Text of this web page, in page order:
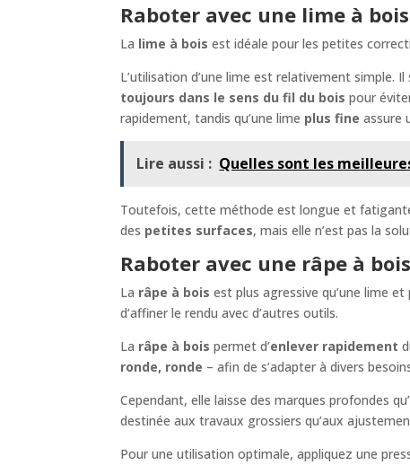
Raboter avec une lime à bois
La lime à bois est idéale pour les petites
L’utilisation d’une lime est relativement
toujours dans le sens du fil du bois pour
rapidement, tandis qu’une lime plus fine assure
Lire aussi : Quelles sont les
Toutefois, cette méthode est longue et
des petites surfaces, mais elle n’est pas la
Raboter avec une râpe à bois
La râpe à bois est plus agressive qu’une lime
d’affiner le rendu avec d’autres outils.
La râpe à bois permet d’enlever rapidement
ronde, ronde – afin de s’adapter à divers
Cependant, elle laisse des marques profondes
destinée aux travaux grossiers qu’aux
Pour une utilisation optimale, appliquez une